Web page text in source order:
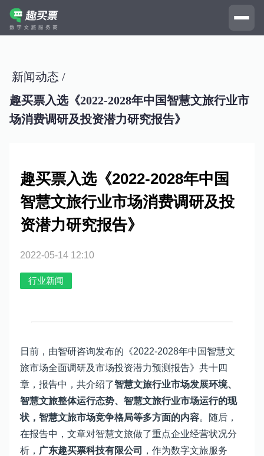
新闻动态 /
趣买票入选《2022-2028年中国智慧文旅行业市
场消费调研及投资潜力研究报告》
趣买票入选《2022-2028年中国
智慧文旅行业市场消费调研及投
资潜力研究报告》
2022-05-14 12:10
行业新闻
日前，由智研咨询发布的《2022-2028年中国智慧文
旅市场全面调研及市场投资潜力预测报告》共十四
章，报告中，共介绍了智慧文旅行业市场发展环境、
智慧文旅整体运行态势、智慧文旅行业市场运行的现
状，智慧文旅市场竞争格局等多方面的内容。随后，
在报告中，文章对智慧文旅做了重点企业经营状况分
析， 广东趣买票科技有限公司
，作为数字文旅服务